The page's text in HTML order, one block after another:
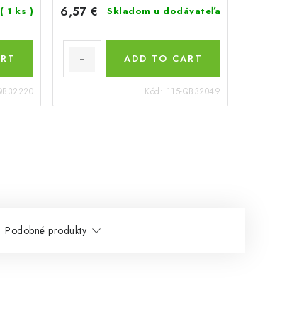
( 1 ks ) 6,57 € Skladom u dodávateľa
ADD TO CART
Kód: 115-QB32049
Podobné produkty